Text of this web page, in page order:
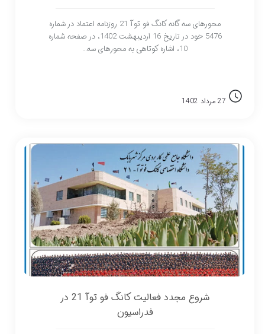
محورهای سه گانه کانگ فو توآ 21 روزنامه اعتماد در شماره
5476 خود در تاریخ 16 اردیبهشت 1402، در صفحه شماره
10، اشاره کوتاهی به محورهای سه…
شروع مجدد فعالیت کانگ فو توآ 21 در
فدراسیون